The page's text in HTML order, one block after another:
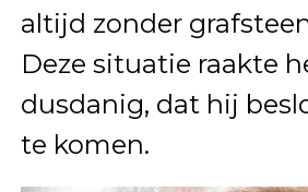
altijd zonder
Deze situatie raakte
dusdanig, dat hij
te komen.